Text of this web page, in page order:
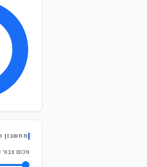
מחשבון
סכום צבור